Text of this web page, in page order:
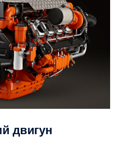
двигун